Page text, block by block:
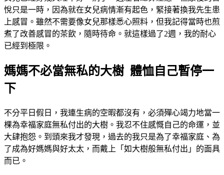
悅只是一時，因為就在女兒病情漸有起色，緊接著換我先生患
上感冒。雖然不需要像女兒那樣悉心照料，但我記得當時也煎
煮了改善感冒的茶飲，隨時待命。就這樣過了2週，我的耐心
已經到極限。
媽媽不必當無私的大樹 體恤自己暫停一
下
不分平日假日，我連生病的空暇都沒有，必須殫心竭力地當一
棵為幸福家庭無私付出的大樹。我忍不住感慨自己的命運，並
大肆抱怨。到頭來我才發現，過去的我只是為了幸福家庭、為
了成為好媽媽與好太太，而戴上「如大樹般無私付出」的面具
而已。